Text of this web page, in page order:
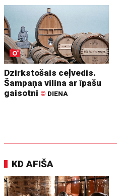
Dzirkstošais ceļvedis.
Šampaņa vilina ar īpašu
gaisotni © DIENA
KD AFIŠA